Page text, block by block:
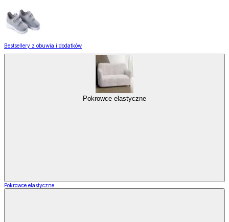
Bestsellery z obuwia i dodatków
Pokrowce elastyczne
Pokrowce elastyczne